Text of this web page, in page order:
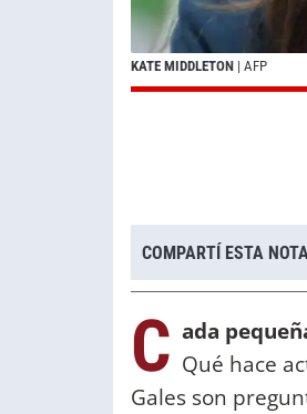
KATE MIDDLETON | AFP
COMPARTÍ ESTA NOTA
C ada
Qué hace
Gales son